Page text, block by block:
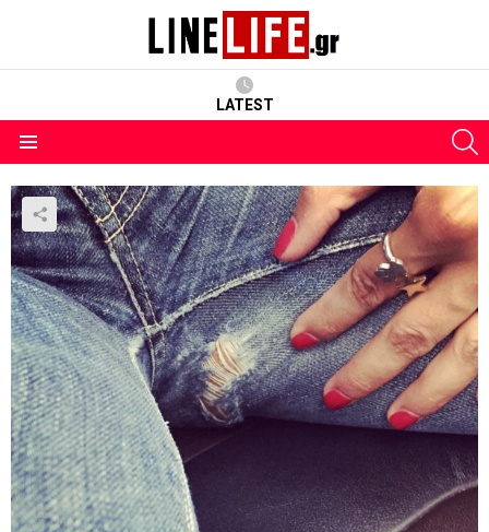
LATEST